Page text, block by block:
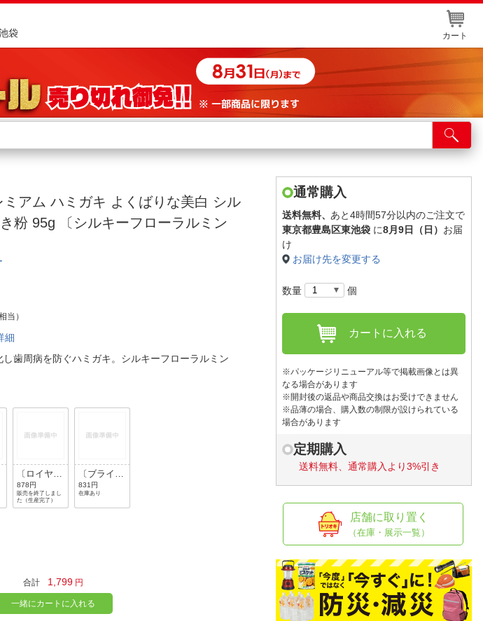
袋
カート
せ
店舗サービス
ネット取り置き
店舗情報・店舗一覧
アム ハミガキ よくばりな美白 シル
粉 95g 〔シルキーフローラルミン
当）
細
歯周病を防ぐハミガキ。シルキーフローラルミン
〔ロイヤル
ハーブミン
ト〕
878円
販売を終了しまし
た（生産完了）
〔ブライト
ニングフロ
ーラルミン
ト〕
831円
在庫あり
合計 1,799 円
一緒にカートに入れる
通常購入
送料無料、 あと4時間57分以内のご注文で
東京都豊島区東池袋 に8月9日（日） お届
け
お届け先を変更する
数量 個
カートに入れる
※パッケージリニューアル等で掲載画像とは異
なる場合があります
※開封後の返品や商品交換はお受けできません
※品薄の場合、購入数の制限が設けられている
場合があります
定期購入
送料無料、通常購入より3%引き
店舗に取り置く
（在庫・展示一覧）